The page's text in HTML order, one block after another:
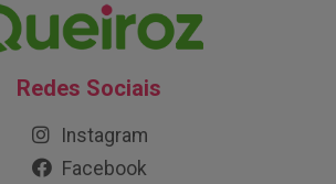
Redes Sociais
Instagram
Facebook